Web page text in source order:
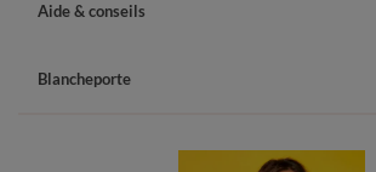
Aide & conseils
Blancheporte